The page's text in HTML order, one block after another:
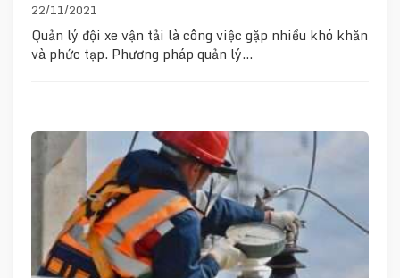
22/11/2021
Quản lý đội xe vận tải là công việc gặp nhiều khó khăn
và phức tạp. Phương pháp quản lý…